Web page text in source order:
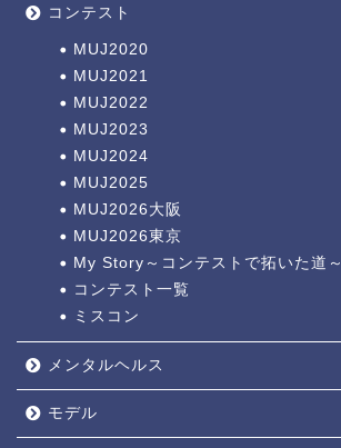
コンテスト
MUJ2020
MUJ2021
MUJ2022
MUJ2023
MUJ2024
MUJ2025
MUJ2026大阪
MUJ2026東京
My Story～コンテストで拓いた道～
コンテスト一覧
ミスコン
メンタルヘルス
モデル